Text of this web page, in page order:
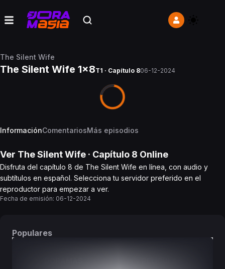
The Silent Wife
The Silent Wife 1x8T1 · Capítulo 806-12-2024
InformaciónComentariosMás episodios
Ver The Silent Wife · Capítulo 8 Online
Disfruta del capítulo 8 de The Silent Wife en línea, con audio y
subtítulos en español. Selecciona tu servidor preferido en el
reproductor para empezar a ver.
Fecha de emisión: 06-12-2024
Populares